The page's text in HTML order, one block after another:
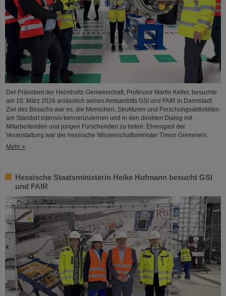
Der Präsident der Helmholtz-Gemeinschaft, Professor Martin Keller, besuchte
am 10. März 2026 anlässlich seines Amtsantritts GSI und FAIR in Darmstadt.
Ziel des Besuchs war es, die Menschen, Strukturen und Forschungsaktivitäten
am Standort intensiv kennenzulernen und in den direkten Dialog mit
Mitarbeitenden und jungen Forschenden zu treten. Ehrengast der
Veranstaltung war der hessische Wissenschaftsminister Timon Gremmels.
Mehr »
Hessische Staatsministerin Heike Hofmann besucht GSI
und FAIR